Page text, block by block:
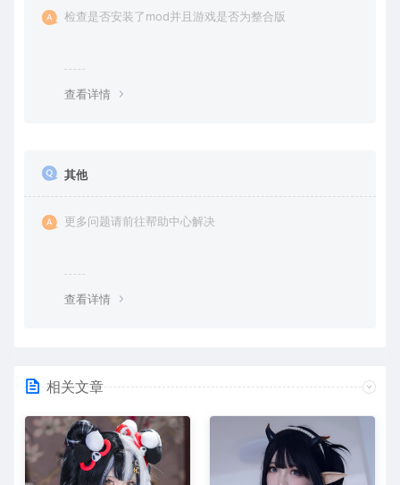
检查是否安装了mod并且游戏是否为整合版
查看详情
其他
更多问题请前往帮助中心解决
查看详情
相关文章